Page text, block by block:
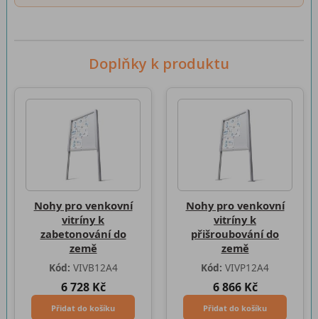
Doplňky k produktu
Nohy pro venkovní
vitríny k
zabetonování do
země
Kód: VIVB12A4
6 728 Kč
Přidat do košíku
Nohy pro venkovní
vitríny k
přišroubování do
země
Kód: VIVP12A4
6 866 Kč
Přidat do košíku